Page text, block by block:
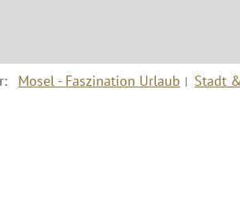
Mosel - Faszination Urlaub Stadt